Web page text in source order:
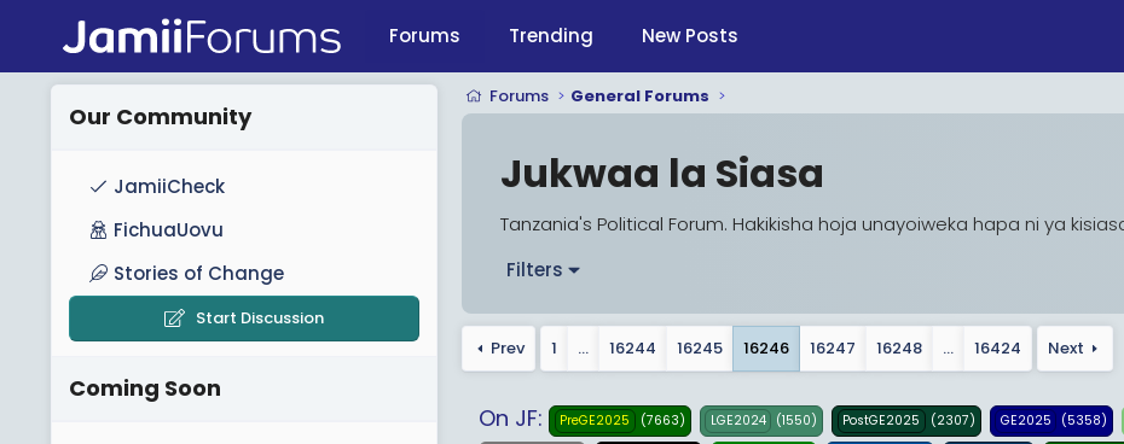
Forums Trending New Posts
Forums General Forums
Jukwaa la Siasa
Tanzania's Political Forum. Hakikisha hoja unayoiweka hapa ni ya
Filters
Prev 1 … 16244 16245 16246 16247 16248 … 16424 Next
On JF: PreGE2025 (7663) LGE2024 (1550) PostGE2025 (2307) GE2025 (5358)
Our Community
JamiiCheck
FichuaUovu
Stories of Change
Start Discussion
Coming Soon